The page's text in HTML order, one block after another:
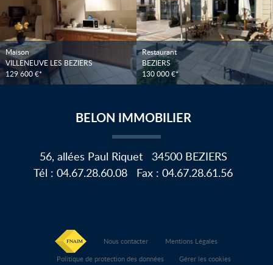
Maison
VILLENEUVE LES BEZIERS
129 600 €*
Restaurant
BEZIERS
130 000 €*
BELON IMMOBILIER
56, allées Paul Riquet 34500 BEZIERS
Tél :04.67.28.60.08 Fax :04.67.28.61.56
Nous contacter
Mentions Légales
Politique de protection des données
Gérer les cookies